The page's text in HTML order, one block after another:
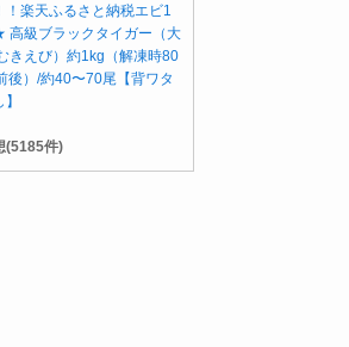
！楽天ふるさと納税エビ1
高級ブラックタイガー（大
きえび）約1kg（解凍時80
後）/約40〜70尾【背ワタ
(5185件)